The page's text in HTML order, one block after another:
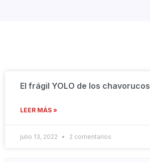
El frágil YOLO de los chavorucos
LEER MÁS »
julio 13, 2022 2 comentarios